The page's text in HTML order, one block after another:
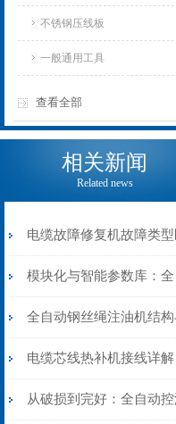
不锈钢压线板
一般通用工具
查看全部
相关新闻
Related news
电缆故障修复机故障类型
分指南：从“绝缘电
阻”到“波形特征”的精准
断逻辑
模块化与智能参数库：全
动电缆修复机的快速换
辑
全自动钢丝绳注油机结
工作原理：揭秘高效润滑
机械密码
电缆芯线热补机接线详解
从入门到精通
从破损到完好：全自动控